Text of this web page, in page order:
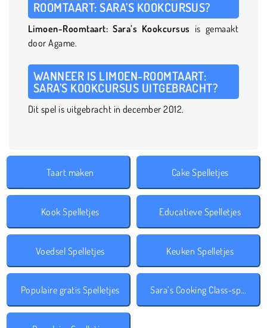
ROOMTAART: SARA’S KOOKCURSUS?
Limoen-Roomtaart: Sara’s Kookcursus is gemaakt
door Agame.
WANNEER IS LIMOEN-ROOMTAART:
SARA’S KOOKCURSUS UITGEBRACHT?
Dit spel is uitgebracht in december 2012.
Taart maken Cake Spelletjes
Kook Spelletjes Educatieve Spelletjes
Voedsel Spelletjes Keuken Spelletjes
Populaire gratis Spelletjes Sara’s Cooking Class-spelletjes